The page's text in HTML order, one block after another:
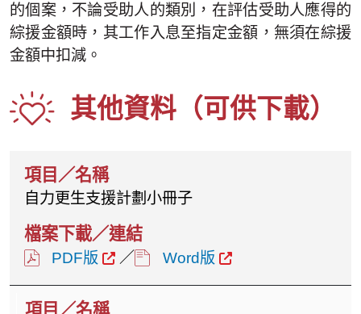
的個案，不論受助人的類別，在評估受助人應得的
綜援金額時，其工作入息至指定金額，無須在綜援
金額中扣減。
其他資料（可供下載）
自力更生支援計劃小冊子
PDF版 ／ Word版